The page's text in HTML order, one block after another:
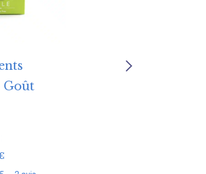
Goût
P